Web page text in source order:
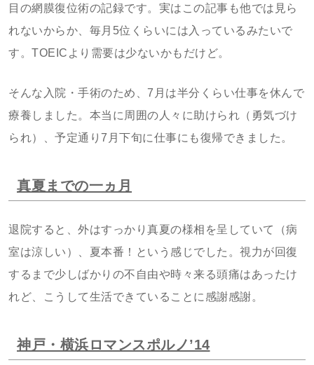
目の網膜復位術の記録です。実はこの記事も他では見ら
れないからか、毎月5位くらいには入っているみたいで
す。TOEICより需要は少ないかもだけど。
そんな入院・手術のため、7月は半分くらい仕事を休んで
療養しました。本当に周囲の人々に助けられ（勇気づけ
られ）、予定通り7月下旬に仕事にも復帰できました。
真夏までの一ヵ月
退院すると、外はすっかり真夏の様相を呈していて（病
室は涼しい）、夏本番！という感じでした。視力が回復
するまで少しばかりの不自由や時々来る頭痛はあったけ
れど、こうして生活できていることに感謝感謝。
神戸・横浜ロマンスポルノ’14